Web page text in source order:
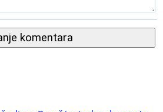
komentara